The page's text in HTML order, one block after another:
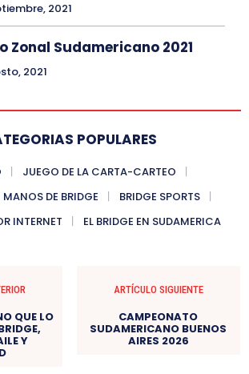
2021
Zonal Sudamericano 2021
2021
POPULARES
JUEGO DE LA CARTA-CARTEO
MANOS DE BRIDGE
BRIDGE SPORTS
INTERNET
EL BRIDGE EN SUDAMERICA
QUE LO
Y
ARTÍCULO SIGUIENTE
CAMPEONATO
SUDAMERICANO BUENOS
AIRES 2026